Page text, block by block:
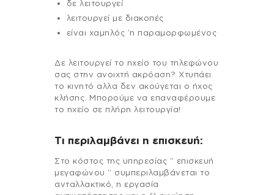
δε λειτουργεί
λειτουργεί με διακοπές
είναι χαμηλός ‘η παραμορφωμένος
Δε λειτουργεί το ηχείο του τηλεφώνου
σας στην ανοιχτή ακρόαση? Χτυπάει
το κινητό αλλα δεν ακούγεται ο ήχος
κλήσης. Μπορούμε να επαναφέρουμε
το ηχείο σε πλήρη λειτουργία!
Τι περιλαμβάνει η επισκευή:
Στo κόστος της υπηρεσίας ” επισκευή
μεγαφώνου ” συμπεριλαμβάνεται το
ανταλλακτικό, η εργασία